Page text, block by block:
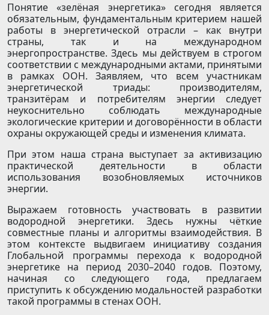
Понятие «зелёная энергетика» сегодня является
обязательным, фундаментальным критерием нашей
работы в энергетической отрасли – как внутри
страны, так и на международном
энергопространстве. Здесь мы действуем в строгом
соответствии с международными актами, принятыми
в рамках ООН. Заявляем, что всем участникам
энергетической триады: производителям,
транзитёрам и потребителям энергии следует
неукоснительно соблюдать международные
экологические критерии и договорённости в области
охраны окружающей среды и изменения климата.
При этом наша страна выступает за активизацию
практической деятельности в области
использования возобновляемых источников
энергии.
Выражаем готовность участвовать в развитии
водородной энергетики. Здесь нужны чёткие
совместные планы и алгоритмы взаимодействия. В
этом контексте выдвигаем инициативу создания
Глобальной программы перехода к водородной
энергетике на период 2030–2040 годов. Поэтому,
начиная со следующего года, предлагаем
приступить к обсуждению модальностей разработки
такой программы в стенах ООН.